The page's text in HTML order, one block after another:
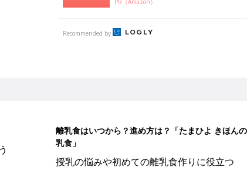
子育てとお金
妊娠・出産・育児にかかる費用やもらえる補助
金・助成金を解説
ト&体験談大募集！！